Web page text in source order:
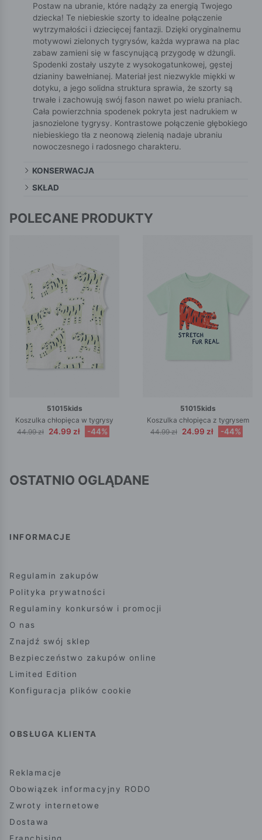
Postaw na ubranie, które nadąży za energią Twojego
dziecka! Te niebieskie szorty to idealne połączenie
wytrzymałości i dziecięcej fantazji. Dzięki oryginalnemu
motywowi zielonych tygrysów, każda wyprawa na plac
zabaw zamieni się w fascynującą przygodę w dżungli.
Spodenki zostały uszyte z wysokogatunkowej, gęstej
dzianiny bawełnianej. Materiał jest niezwykle miękki w
dotyku, a jego solidna struktura sprawia, że szorty są
trwałe i zachowują swój fason nawet po wielu praniach.
Cała powierzchnia spodenek pokryta jest nadrukiem w
jasnozielone tygrysy. Kontrastowe połączenie głębokiego
niebieskiego tła z neonową zielenią nadaje ubraniu
nowoczesnego i radosnego charakteru.
KONSERWACJA
SKŁAD
POLECANE PRODUKTY
51015kids
Koszulka chłopięca w tygrysy
44.99 zł 24.99 zł -44%
51015kids
Koszulka chłopięca z tygrysem
44.99 zł 24.99 zł -44%
OSTATNIO OGLĄDANE
INFORMACJE
Regulamin zakupów
Polityka prywatności
Regulaminy konkursów i promocji
O nas
Znajdź swój sklep
Bezpieczeństwo zakupów online
Limited Edition
Konfiguracja plików cookie
OBSŁUGA KLIENTA
Reklamacje
Obowiązek informacyjny RODO
Zwroty internetowe
Dostawa